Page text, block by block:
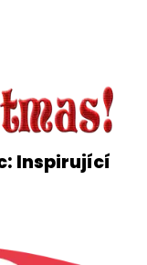
Inspirující